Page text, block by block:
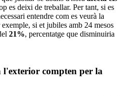
es deixi de treballar. Per tant, si es
entendre com es veurà la
si et jubiles amb 24 mesos
21%, percentatge que disminuiria
l'exterior compten per la